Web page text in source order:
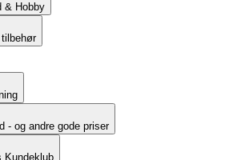
& Hobby
- og andre gode priser
Kundeklub